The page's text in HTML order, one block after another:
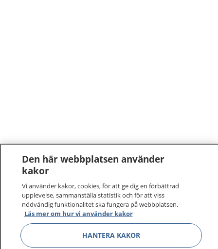
1177 –tryggt om din hälsa och vård
På 1177.se får du råd om hälsa och information om
sjukdomar och vilka mottagningar du kan kontakta.
Logga in för att läsa din journal och göra dina
vårdärenden. Ring telefonnummer 1177 för
sjukvårdsrådgivning dygnet runt.
Den här webbplatsen använder
kakor
Vi använder kakor, cookies, för att ge dig en förbättrad
upplevelse, sammanställa statistik och för att viss
nödvändig funktionalitet ska fungera på webbplatsen.
Läs mer om hur vi använder kakor
HANTERA KAKOR